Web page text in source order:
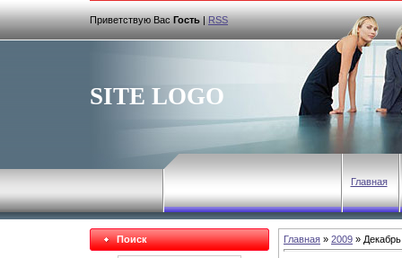
Приветствую Вас Гость|RSS
SITE LOGO
Главная
Поиск Главная » 2009 » Декабрь